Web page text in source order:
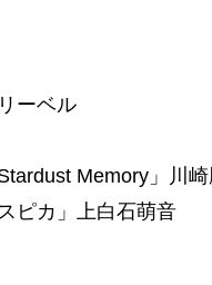
ーベル
Memory」川
ピカ」上白石萌音